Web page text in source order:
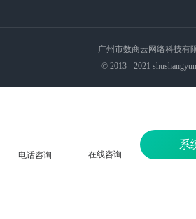
广州市数商云网络科技有
© 2013 - 2021
电话咨询 在线咨询
系